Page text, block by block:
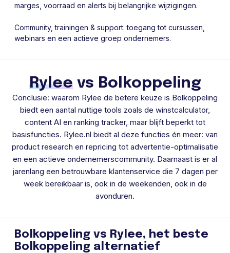
marges, voorraad en alerts bij belangrijke wijzigingen.
Community, trainingen & support: toegang tot cursussen,
webinars en een actieve groep ondernemers.
Ryleevs Bolkoppeling
Conclusie: waarom Rylee de betere keuze is Bolkoppeling
biedt een aantal nuttige tools zoals de winstcalculator,
content AI en ranking tracker, maar blijft beperkt tot
basisfuncties. Rylee.nl biedt al deze functies én meer: van
product research en repricing tot advertentie-optimalisatie
en een actieve ondernemerscommunity. Daarnaast is er al
jarenlang een betrouwbare klantenservice die 7 dagen per
week bereikbaar is, ook in de weekenden, ook in de
avonduren.
Bolkoppeling vs Rylee, het beste
Bolkoppeling alternatief